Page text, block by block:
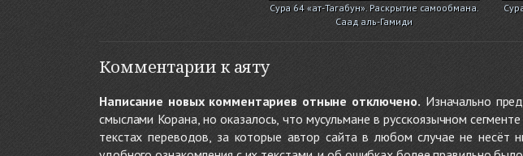
Сура 64 «ат-Тагабун». Раскрытие самообмана.
Саад аль-Гамиди
Комментарии к аяту
Написание новых комментариев отныне отключено. Изначально
смыслами Корана, но оказалось, что мусульмане в русскоязычном
текстах переводов, за которые автор сайта в любом случае не несёт